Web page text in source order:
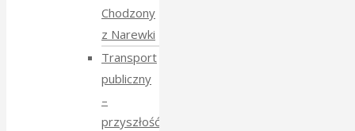
Chodzony
z Narewki
Transport
publiczny
–
przyszłość